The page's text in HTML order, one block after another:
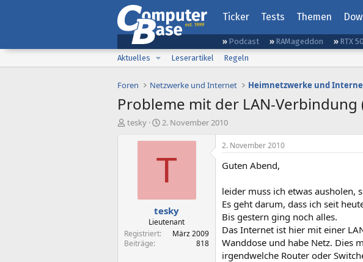
Ticker Tests Themen
Podcast RAMageddon RTX
Aktuelles
Leserartikel Regeln
Foren Netzwerke und Internet Heimnetzwerke und
Probleme mit der LAN-Verbindung
E
tesky
E
s
t
a
m
2. November 2010
T
tesky
Lieutenant
Registriert
März 2009
Beiträge
818
2. November 2010
Guten Abend,
leider muss ich etwas ausholen,
Es geht darum, dass ich seit
Bis gestern ging noch alles.
Das Internet ist hier mit einer
Wanddose und habe Netz. Dies
irgendwelche Router oder